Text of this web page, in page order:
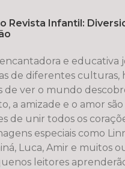
Revista Infantil:
e educativa
de diferentes culturas,
de ver o mundo
a amizade e o amor
unir todos os corações. Ao lado
especiais como
Luca, Amir e muitos
leitores